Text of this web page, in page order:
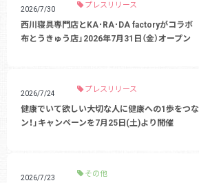
2026/7/30 プレスリリース
西川寝具専門店とKA･RA･DA factoryがコラボ
布とうきゅう店」2026年7月31日（金）オープン
2026/7/24 プレスリリース
健康でいて欲しい大切な人に健康への1歩をつな
ン！」キャンペーンを7月25日(土)より開催
2026/7/23 その他